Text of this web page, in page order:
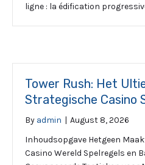
ligne : la édification
Tower Rush: Het
Strategische Casino
By admin | August 8, 2026
Inhoudsopgave Hetgeen
Casino Wereld Spelregels en